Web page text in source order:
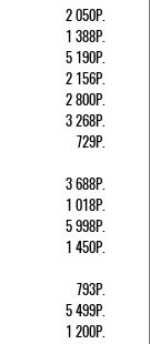
2 050Р.
1 388Р.
5 190Р.
2 156Р.
2 800Р.
3 268Р.
729Р.
3 688Р.
1 018Р.
5 998Р.
1 450Р.
793Р.
5 499Р.
1 200Р.